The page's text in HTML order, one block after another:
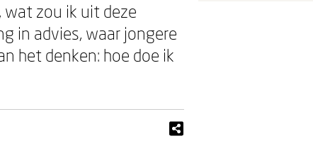
wat zou ik uit deze
in advies, waar jongere
het denken: hoe doe ik